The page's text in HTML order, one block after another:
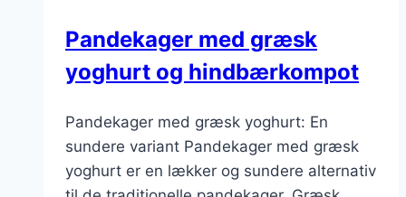
Pandekager med græsk
yoghurt og hindbærkompot
Pandekager med græsk yoghurt: En
sundere variant Pandekager med græsk
yoghurt er en lækker og sundere alternativ